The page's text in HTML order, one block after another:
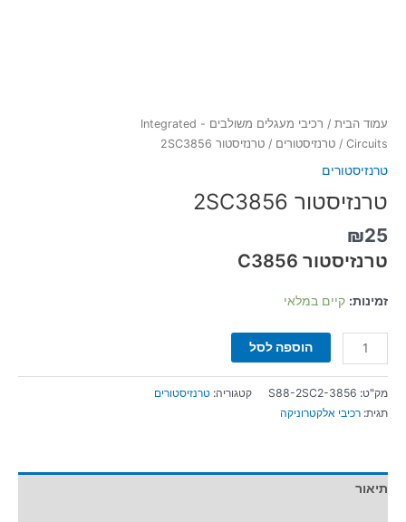
עמוד הבית /
רכיבי מעגלים משולבים - Integrated
Circuits
/ טרנזיסטורים / טרנזיסטור 2SC3856
טרנזיסטורים
טרנזיסטור 2SC3856
₪25
טרנזיסטור C3856
זמינות: קיים במלאי
הוספה לסל
מק"ט: S88-2SC2-3856 קטגוריה: טרנזיסטורים
תגית: רכיבי אלקטרוניקה
תיאור